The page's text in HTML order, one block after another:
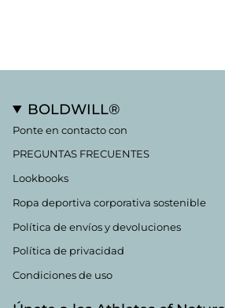
BOLDWILL®
Ponte en contacto con
PREGUNTAS FRECUENTES
Lookbooks
Ropa deportiva corporativa sostenible
Política de envíos y devoluciones
Política de privacidad
Condiciones de uso